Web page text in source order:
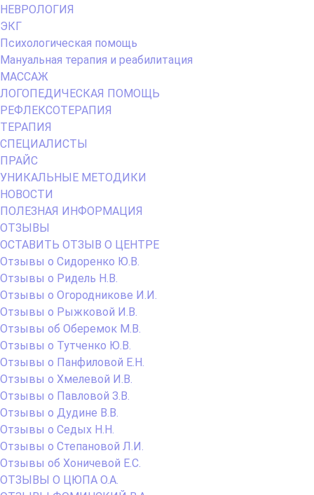
НЕВРОЛОГИЯ
ЭКГ
Психологическая помощь
Мануальная терапия и реабилитация
МАССАЖ
ЛОГОПЕДИЧЕСКАЯ ПОМОЩЬ
РЕФЛЕКСОТЕРАПИЯ
ТЕРАПИЯ
СПЕЦИАЛИСТЫ
ПРАЙС
УНИКАЛЬНЫЕ МЕТОДИКИ
НОВОСТИ
ПОЛЕЗНАЯ ИНФОРМАЦИЯ
ОТЗЫВЫ
ОСТАВИТЬ ОТЗЫВ О ЦЕНТРЕ
Отзывы о Сидоренко Ю.В.
Отзывы о Ридель Н.В.
Отзывы о Огородникове И.И.
Отзывы о Рыжковой И.В.
Отзывы об Оберемок М.В.
Отзывы о Тутченко Ю.В.
Отзывы о Панфиловой Е.Н.
Отзывы о Хмелевой И.В.
Отзывы о Павловой З.В.
Отзывы о Дудине В.В.
Отзывы о Седых Н.Н.
Отзывы о Степановой Л.И.
Отзывы об Хоничевой Е.С.
ОТЗЫВЫ О ЦЮПА О.А.